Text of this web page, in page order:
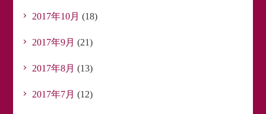
2017年10月 (18)
2017年9月 (21)
2017年8月 (13)
2017年7月 (12)